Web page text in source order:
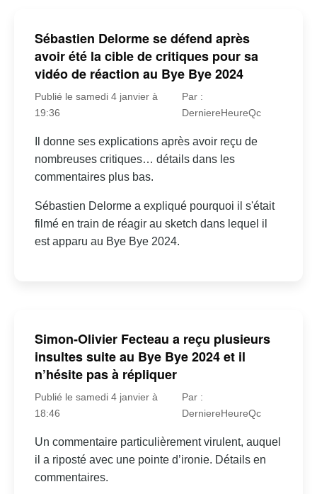
Sébastien Delorme se défend après
avoir été la cible de critiques pour sa
vidéo de réaction au Bye Bye 2024
Publié le samedi 4 janvier à
19:36
Par :
DerniereHeureQc
Il donne ses explications après avoir reçu de
nombreuses critiques… détails dans les
commentaires plus bas.
Sébastien Delorme a expliqué pourquoi il s'était
filmé en train de réagir au sketch dans lequel il
est apparu au Bye Bye 2024.
Simon-Olivier Fecteau a reçu plusieurs
insultes suite au Bye Bye 2024 et il
n’hésite pas à répliquer
Publié le samedi 4 janvier à
18:46
Par :
DerniereHeureQc
Un commentaire particulièrement virulent, auquel
il a riposté avec une pointe d’ironie. Détails en
commentaires.